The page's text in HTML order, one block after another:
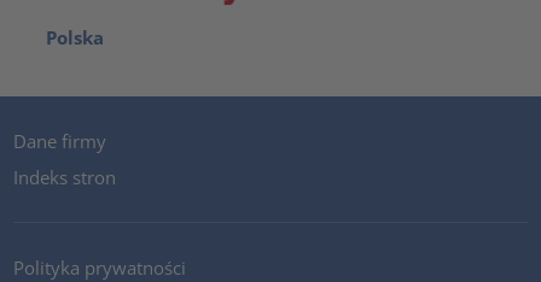
Polska
Dane firmy
Indeks stron
Polityka prywatności